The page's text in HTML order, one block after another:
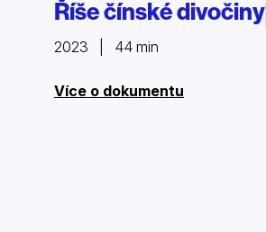
Říše čínské divočiny
2023 | 44 min
Více o dokumentu